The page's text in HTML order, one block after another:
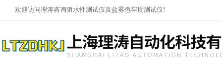
欢迎访问理涛咨询阻水性测试仪及盐雾色牢度测试仪!